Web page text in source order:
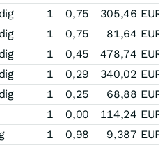
1 0,75 305,46 EUR
1 0,75 81,64 EUR
1 0,45 478,74 EUR
1 0,29 340,02 EUR
1 0,25 68,88 EUR
1 0,00 114,24 EUR
1 0,98 9,387 EUR